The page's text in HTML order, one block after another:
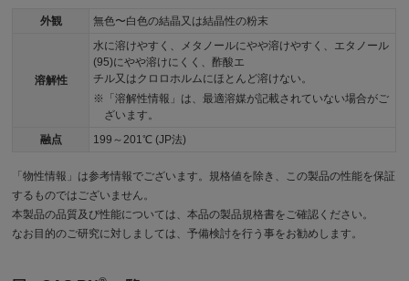
外観 無色〜白色の結晶又は結晶性の粉末
溶解性
水に溶けやすく、メタノールにやや溶けやすく、エタノール
(95)にやや溶けにくく、酢酸エ
チル又はクロロホルムにほとんど溶けない。
「溶解性情報」は、最適溶媒が記載されていない場合がご
ざいます。
融点
199～201℃ (JP法)
「物性情報」は参考情報でございます。規格値を除き、この製品の性能を保証
するものではございません。
本製品の品質及び性能については、本品の製品規格書をご確認ください。
なお目的のご研究に対しましては、予備検討を行う事をお勧めします。